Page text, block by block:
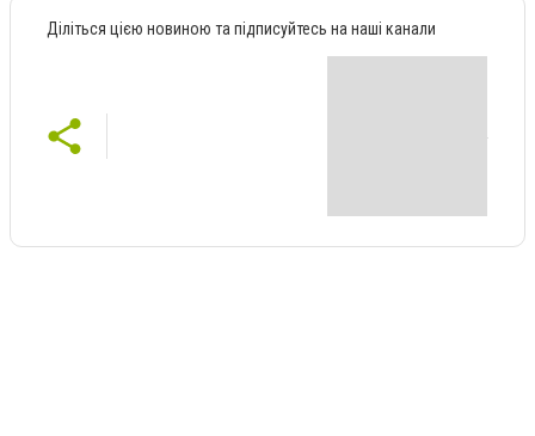
Діліться цією новиною та підписуйтесь на наші канали